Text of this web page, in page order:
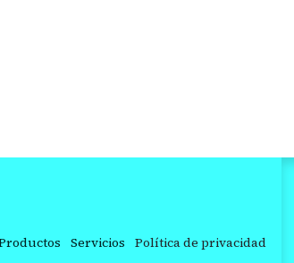
Servicios Política de privacidad